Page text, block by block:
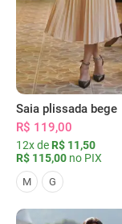
Saia plissada bege
R$ 119,00
12x de R$ 11,50
R$ 115,00 no PIX
M G